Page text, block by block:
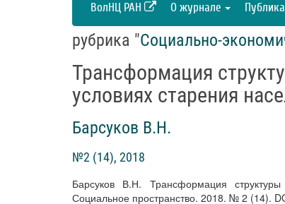
ВолНЦ РАН О журнале
рубрика "Социально-
Трансформация
условиях старения
Барсуков В.Н.
№2 (14), 2018
Барсуков В.Н. Трансформация
Социальное пространство. 2018. № 2 (14).